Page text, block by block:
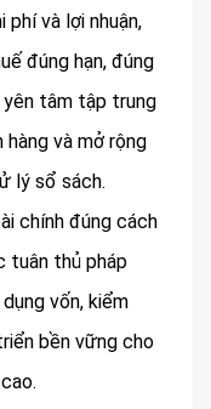
và lợi nhuận,
đúng hạn, đúng
tâm tập trung
và mở rộng
lý sổ sách.
chính đúng cách
tuân thủ pháp
vốn, kiểm
bền vững cho